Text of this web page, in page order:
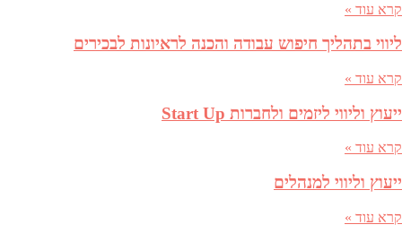
קרא עוד »
ליווי בתהליך חיפוש עבודה והכנה לראיונות לבכירים
קרא עוד »
ייעוץ וליווי ליזמים ולחברות Start Up
קרא עוד »
ייעוץ וליווי למנהלים
קרא עוד »